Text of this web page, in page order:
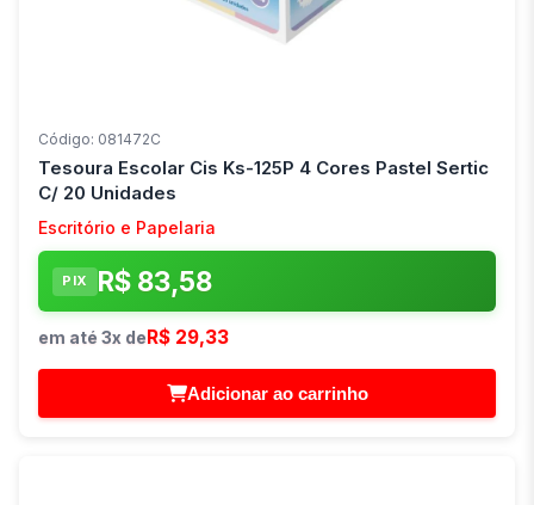
Código: 081472C
Tesoura Escolar Cis Ks-125P 4 Cores Pastel Sertic
C/ 20 Unidades
Escritório e Papelaria
PIX R$ 83,58
em até 3x de R$ 29,33
Adicionar ao carrinho